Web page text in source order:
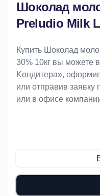
Шоколад
Preludio Milk
Купить Шоколад
30% 10кг вы можете
Koндитeрa»,
или отправив заявку
или в офисе